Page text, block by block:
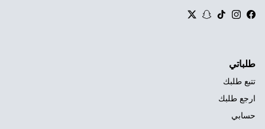
Facebook
Instagram
TikTok
Snapchat
Twitter
طلباتي
تتبع طلبك
ارجع طلبك
حسابي